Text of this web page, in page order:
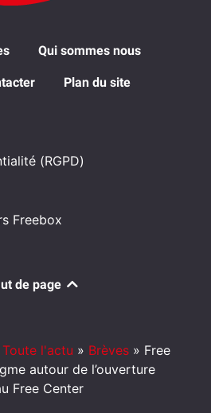
Qui sommes nous
Plan du site
(RGPD)
Freebox
de page
Toute l'actu » Brèves » Free
autour de l’ouverture
Free Center